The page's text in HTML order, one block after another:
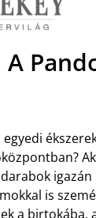
A
egyedi
is
a birtokába,